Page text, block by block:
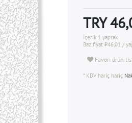
TRY
İçerik 1 yaprak
Baz fiyat ₺46,01 /
Favori ürün
* KDV hariç hariç